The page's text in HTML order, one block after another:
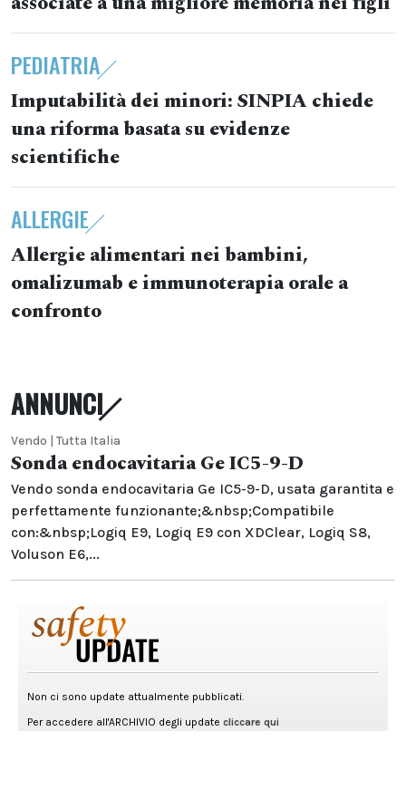
PEDIATRIA
Imputabilità dei minori: SINPIA chiede
una riforma basata su evidenze
scientifiche
ALLERGIE
Allergie alimentari nei bambini,
omalizumab e immunoterapia orale a
confronto
ANNUNCI
Vendo | Tutta Italia
Sonda endocavitaria Ge IC5-9-D
Vendo sonda endocavitaria Ge IC5-9-D, usata garantita e
perfettamente funzionante;&nbsp;Compatibile
con:&nbsp;Logiq E9, Logiq E9 con XDClear, Logiq S8,
Voluson E6,...